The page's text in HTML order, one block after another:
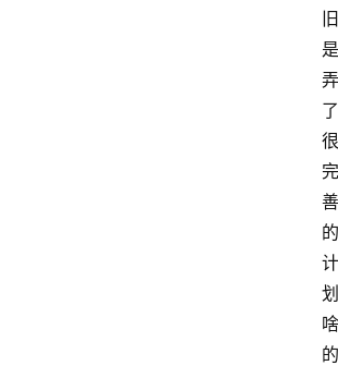
旧
是
弄
了
很
完
善
的
计
划
啥
的